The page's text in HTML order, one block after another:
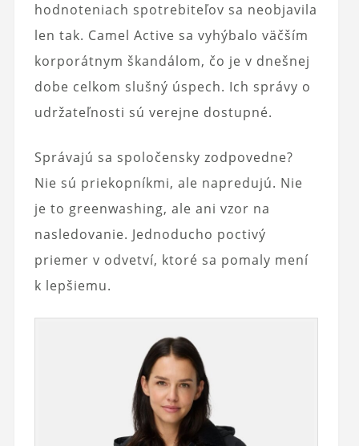
hodnoteniach spotrebiteľov sa neobjavila
len tak. Camel Active sa vyhýbalo väčším
korporátnym škandálom, čo je v dnešnej
dobe celkom slušný úspech. Ich správy o
udržateľnosti sú verejne dostupné.
Správajú sa spoločensky zodpovedne?
Nie sú priekopníkmi, ale napredujú. Nie
je to greenwashing, ale ani vzor na
nasledovanie. Jednoducho poctivý
priemer v odvetví, ktoré sa pomaly mení
k lepšiemu.